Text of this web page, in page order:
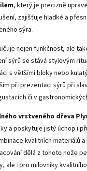
, který je precizně
zajišťuje hladké a
sýra.
nejen funkčnost, ale
sýrů se stává stylovým
s většími bloky nebo
při prezentaci sýrů při
či v
vrstveného dřeva
a poskytuje jistý úchop i
kvalitních materiálů
dělá z tohoto nože
ale i pro milovníky